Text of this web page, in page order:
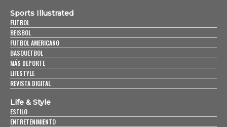
Sports Illustrated
FUTBOL
BEISBOL
FUTBOL AMERICANO
BASQUETBOL
MÁS DEPORTE
LIFESTYLE
REVISTA DIGITAL
Life & Style
ESTILO
ENTRETENIMIENTO